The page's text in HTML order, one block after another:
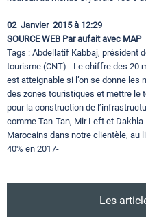
02 Janvier 2015 à 12:29
SOURCE WEB Par aufait avec MAP
Tags : Abdellatif Kabbaj, président
tourisme (CNT) - Le chiffre des 20
est atteignable si l’on se donne les
des zones touristiques et mettre le
pour la construction de
comme Tan-Tan, Mir Left et
Marocains dans notre clientèle, au
40% en 2017-
Les